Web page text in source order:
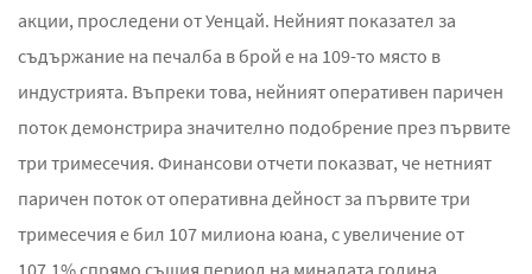
акции, проследени от Уенцай. Нейният показател за
съдържание на печалба в брой е на 109-то място в
индустрията. Въпреки това, нейният оперативен паричен
поток демонстрира значително подобрение през първите
три тримесечия. Финансови отчети показват, че нетният
паричен поток от оперативна дейност за първите три
тримесечия е бил 107 милиона юана, с увеличение от
107,1% спрямо същия период на миналата година,